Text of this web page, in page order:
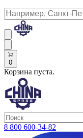
0
Корзина пуста.
8 800 600-34-82